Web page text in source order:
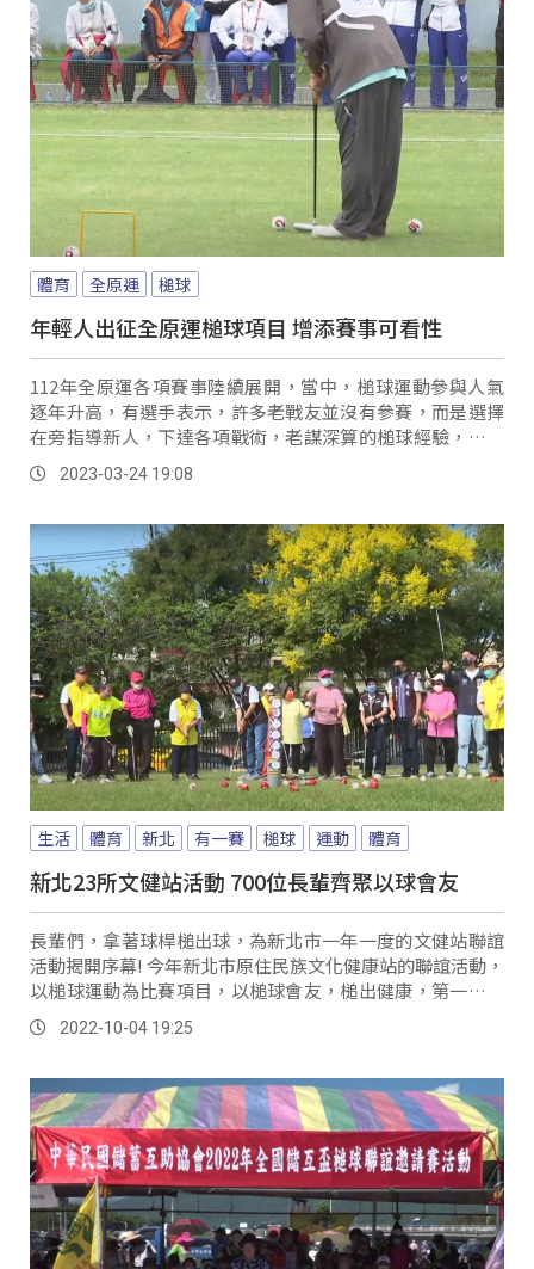
體育 全原運 槌球
年輕人出征全原運槌球項目 增添賽事可看性
112年全原運各項賽事陸續展開，當中，槌球運動參與人氣
逐年升高，有選手表示，許多老戰友並沒有參賽，而是選擇
在旁指導新人，下達各項戰術，老謀深算的槌球經驗，增添
比賽的可看性，讓經驗老道的選手，不敢大意。
2023-03-24 19:08
生活 體育 新北 有一賽 槌球 運動 體育
新北23所文健站活動 700位長輩齊聚以球會友
長輩們，拿著球桿槌出球，為新北市一年一度的文健站聯誼
活動揭開序幕! 今年新北市原住民族文化健康站的聯誼活動，
以槌球運動為比賽項目，以槌球會友，槌出健康，第一次參
與的文健站的長輩們，更是踴躍參與。
2022-10-04 19:25